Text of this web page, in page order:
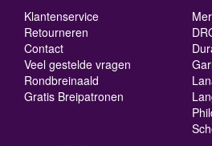
Klantenservice
Retourneren
Contact
Veel gestelde vragen
Rondbreinaald
Gratis Breipatronen